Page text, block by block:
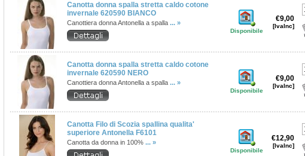
Canotta donna spalla stretta caldo cotone
invernale 620590 BIANCO
Canottiera donna Antonella a spalla ... »
Disponibile
€9,00
[IvaInc]
Canotta donna spalla stretta caldo cotone
invernale 620590 NERO
Canottiera donna Antonella a spalla ... »
Disponibile
€9,00
[IvaInc]
Canotta Filo di Scozia spallina qualita'
superiore Antonella F6101
Canotta da donna in 100% ... »
Disponibile
€12,90
[IvaInc]